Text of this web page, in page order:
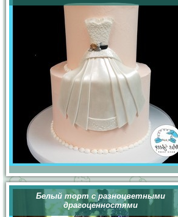
Белый торт с разноцветными
драгоценностями